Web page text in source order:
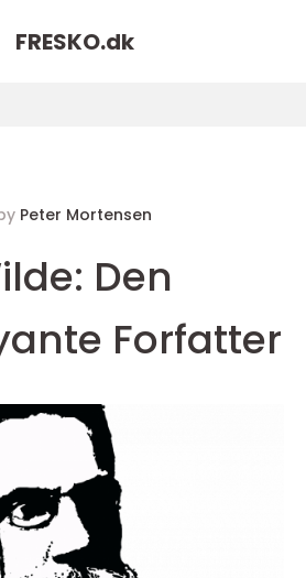
FRESKO.dk
Peter Mortensen
Den
Forfatter